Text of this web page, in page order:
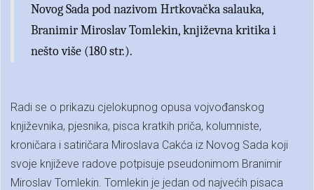
Novog Sada pod nazivom Hrtkovačka salauka,
Branimir Miroslav Tomlekin, književna kritika i
nešto više (180 str.).
Radi se o prikazu cjelokupnog opusa vojvođanskog
književnika, pjesnika, pisca kratkih priča, kolumniste,
kroničara i satiričara Miroslava Cakća iz Novog Sada koji
svoje književe radove potpisuje pseudonimom Branimir
Miroslav Tomlekin. Tomlekin je jedan od najvećih pisaca